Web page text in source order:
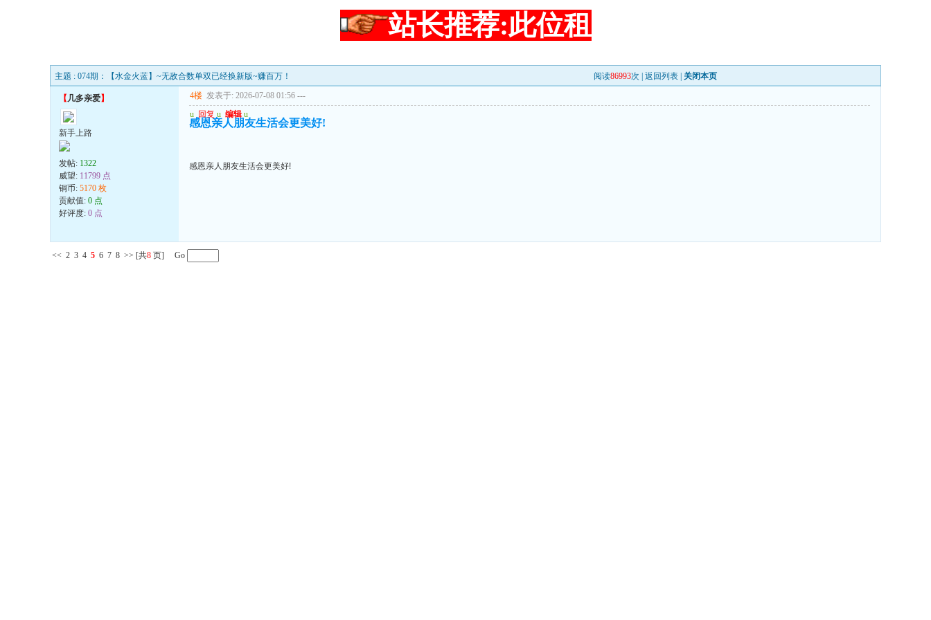
站长推荐:此位租
主题 : 074期：【水金火蓝】~无敌合数单双已经换新版~赚百万！ 阅读86993次 | 返回列表 关闭本页
【几多亲爱】
新手上路
发帖: 1322
威望: 11799 点
铜币: 5170 枚
贡献值: 0 点
好评度: 0 点
4楼 发表于: 2026-07-08 01:56 ---
u 回复 u 编辑 u
感恩亲人朋友生活会更美好!
感恩亲人朋友生活会更美好!
<< 2 3 4 5 6 7 8 >> [共8 页] Go